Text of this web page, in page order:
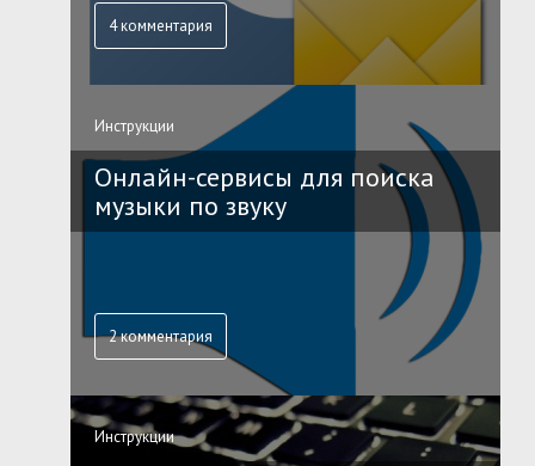
4 комментария
Инструкции
Онлайн-сервисы для поиска
музыки по звуку
2 комментария
Инструкции